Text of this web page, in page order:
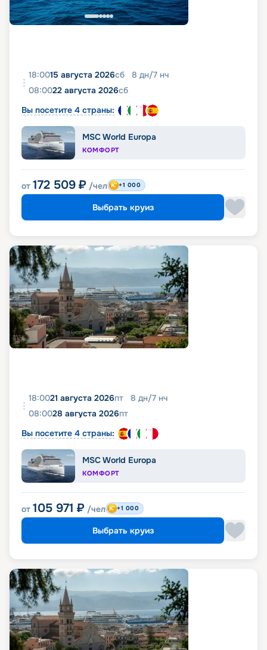
18:0015 августа 2026сб 8 дн/7 нч
08:0022 августа 2026сб
Вы посетите 4 страны:
MSC World Europa
КОМФОРТ
от 172 509 ₽ /чел +1 000
Выбрать круиз
18:0021 августа 2026пт 8 дн/7 нч
08:0028 августа 2026пт
Вы посетите 4 страны:
MSC World Europa
КОМФОРТ
от 105 971 ₽ /чел +1 000
Выбрать круиз